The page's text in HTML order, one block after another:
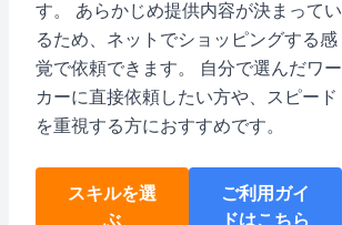
す。 あらかじめ提供内容が決まってい
るため、ネットでショッピングする感
覚で依頼できます。 自分で選んだワー
カーに直接依頼したい方や、スピード
を重視する方におすすめです。
スキルを選
ぶ
ご利用ガイ
ドはこちら